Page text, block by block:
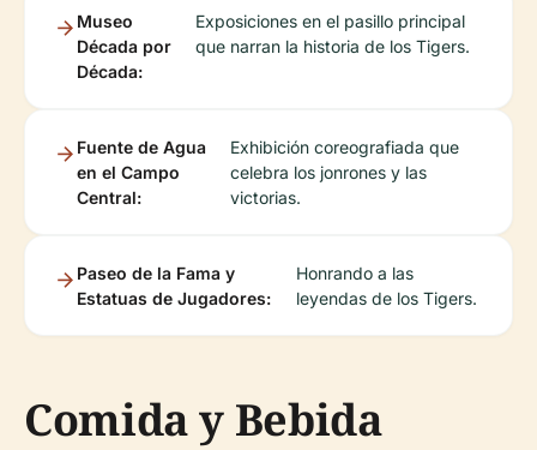
Museo
Década por
Década:
Exposiciones en el pasillo principal
que narran la historia de los Tigers.
Fuente de Agua
en el Campo
Central:
Exhibición coreografiada que
celebra los jonrones y las
victorias.
Paseo de la Fama y
Estatuas de Jugadores:
Honrando a las
leyendas de los Tigers.
Comida y Bebida